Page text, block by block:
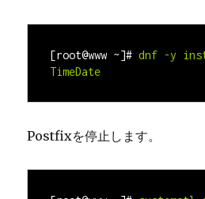
[root@www ~]# dnf -y
Postfixを停止します。